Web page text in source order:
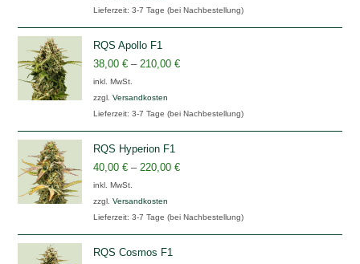
Lieferzeit:3-7 Tage (bei Nachbestellung)
RQS Apollo F1
38,00€ –210,00€
inkl. MwSt.
zzgl.Versandkosten
Lieferzeit:3-7 Tage (bei Nachbestellung)
RQS Hyperion F1
40,00€ –220,00€
inkl. MwSt.
zzgl.Versandkosten
Lieferzeit:3-7 Tage (bei Nachbestellung)
RQS Cosmos F1